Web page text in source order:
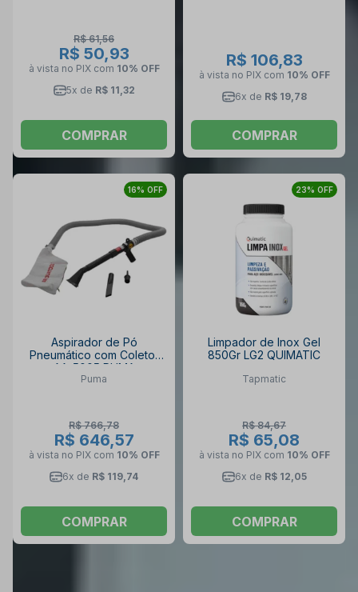
R$ 61,56
R$ 50,93
à vista no PIX com 10% OFF
5x de R$ 11,32
COMPRAR
R$ 106,83
à vista no PIX com 10% OFF
6x de R$ 19,78
COMPRAR
16% OFF
Aspirador de Pó
Pneumático com Coletor
AA-5005 PUMA
Puma
R$ 766,78
R$ 646,57
à vista no PIX com 10% OFF
6x de R$ 119,74
COMPRAR
23% OFF
Limpador de Inox Gel
850Gr LG2 QUIMATIC
Tapmatic
R$ 84,67
R$ 65,08
à vista no PIX com 10% OFF
6x de R$ 12,05
COMPRAR